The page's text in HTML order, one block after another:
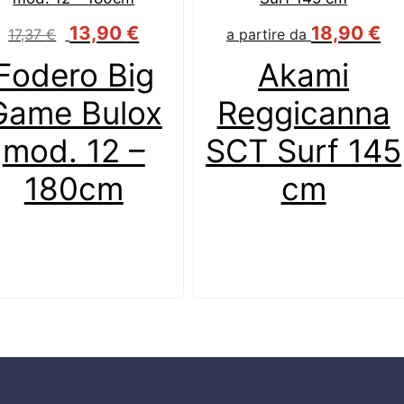
Big
Bulox
mod. 12 –
180cm
17,37€
Il
originale
era:
17,37 €.
13,90€
attuale
è:
13,90 €.
Akami
Reggicanna
SCT Surf 145
cm
a partire da 18,90€